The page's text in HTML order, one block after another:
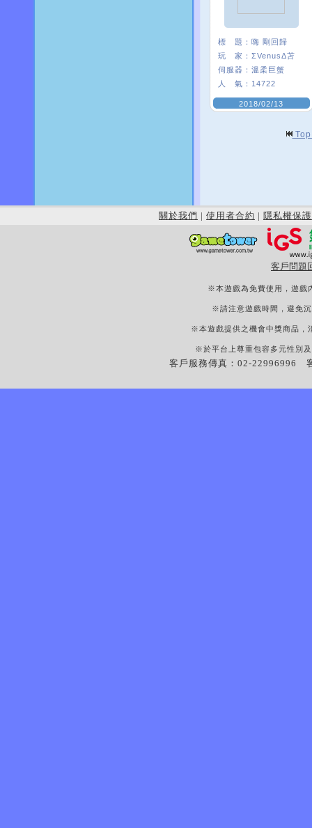
標 題： 嗨 剛回歸
玩 家： ΣVenusΔ苫
伺服器： 溫柔巨蟹
人 氣： 14722
2018/02/13
關於我們 | 使用者合約 | 隱私權保護
客戶問題
※本遊戲為免費使用，遊戲
※請注意遊戲時間，避免
※本遊戲提供之機會中獎商品，
※於平台上尊重包容多元性別
客戶服務傳真：02-22996996